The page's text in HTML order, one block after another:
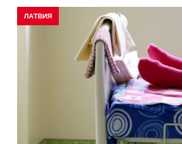
ЛАТВИЯ